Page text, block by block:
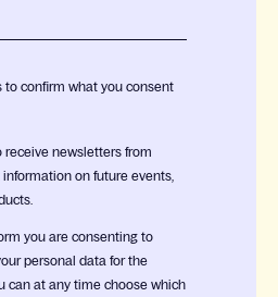
to confirm what you consent
receive newsletters from
information on future events,
you are consenting to
personal data for the
can at any time choose which